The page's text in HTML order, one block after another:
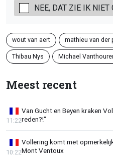
NEE, DAT ZIE IK NIET
wout van aert mathieu van der
Thibau Nys Michael
Meest recent
Van Gucht en Beyen kraken
reden?!"
11:22
Vollering komt met
Mont Ventoux
10:22